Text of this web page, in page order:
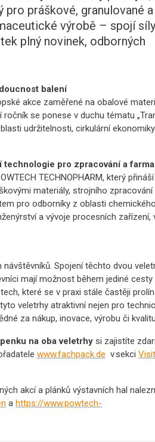
pro práškové, granulované a
výrobě – spojí
plný novinek, odborných
balení
akce zaměřené na obalové
se ponese v duchu tématu
udržitelnosti, cirkulární
technologie pro zpracování a
TECHNOPHARM, který přináší
materiály, strojního zpracování
pro odborníky z oblasti
a vývoje procesních zařízení,
Spojení těchto dvou
mají možnost během jediné
které se v praxi stále častěji
veletrhy atraktivní nejen pro
za nákup, inovace, výrobu či
na oba veletrhysi zajistíte
www.fachpack.de v sekci
akcí a plánků výstavních hal
a https://www.powtech-